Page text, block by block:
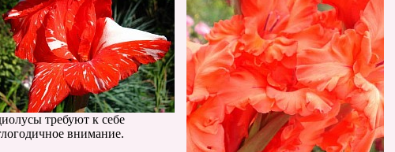
требуют к себе
внимание.